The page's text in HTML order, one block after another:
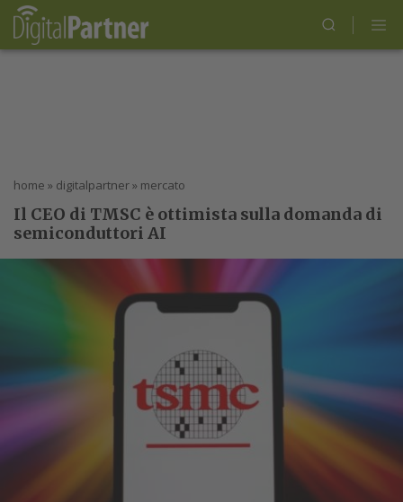
home » digitalpartner» mercato
Il CEO di TMSC è ottimista sulla domanda di
semiconduttori AI